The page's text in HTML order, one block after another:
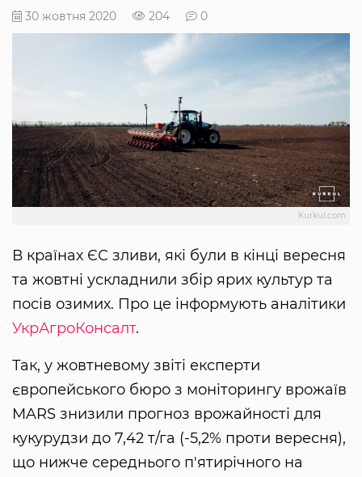
30 жовтня 2020 204 0
Kurkul.com
В країнах ЄС зливи, які були в кінці вересня
та жовтні ускладнили збір ярих культур та
посів озимих. Про це інформують аналітики
УкрАгроКонсалт.
Так, у жовтневому звіті експерти
європейського бюро з моніторингу врожаїв
MARS знизили прогноз врожайності для
кукурудзи до 7,42 т/га (-5,2% проти вересня),
що нижче середнього п'ятирічного на